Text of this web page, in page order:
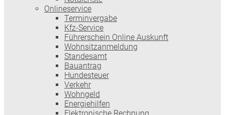
Onlineservice
Terminvergabe
Kfz-Service
Führerschein Online Auskunft
Wohnsitzanmeldung
Standesamt
Bauantrag
Hundesteuer
Verkehr
Wohngeld
Energiehilfen